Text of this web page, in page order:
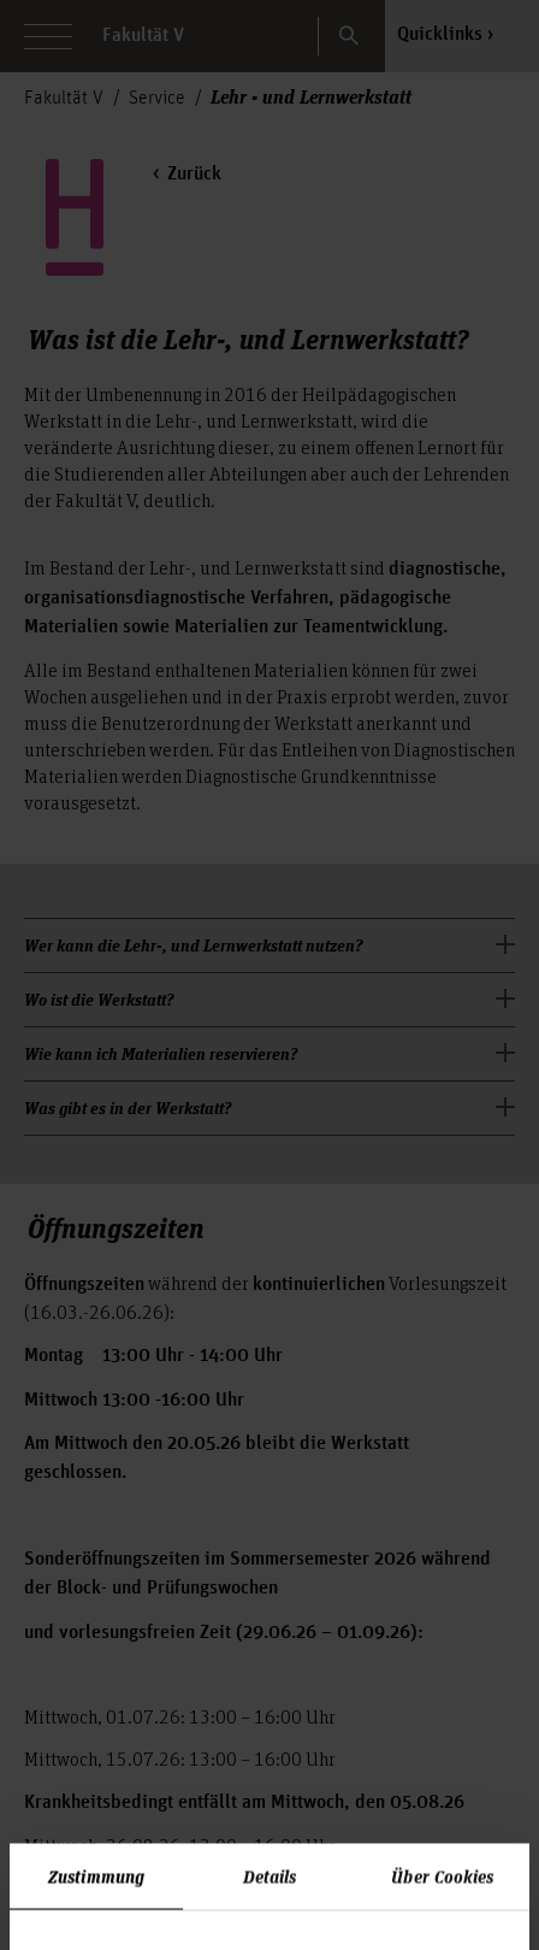
Zustimmung Details Über Cookies
Fakultät V Search Quicklinks
Fakultät V Service Lehr - und Lernwerkstatt
Zurück
Was ist die Lehr-, und Lernwerkstatt?
Mit der Umbenennung in 2016 der Heilpädagogischen
Werkstatt in die Lehr-, und Lernwerkstatt, wird die
veränderte Ausrichtung dieser, zu einem offenen Lernort für
die Studierenden aller Abteilungen aber auch der Lehrenden
der Fakultät V, deutlich.
Im Bestand der Lehr-, und Lernwerkstatt sind diagnostische,
organisationsdiagnostische Verfahren, pädagogische
Materialien sowie Materialien zur Teamentwicklung.
Alle im Bestand enthaltenen Materialien können für zwei
Wochen ausgeliehen und in der Praxis erprobt werden, zuvor
muss die Benutzerordnung der Werkstatt anerkannt und
unterschrieben werden. Für das Entleihen von Diagnostischen
Materialien werden Diagnostische Grundkenntnisse
vorausgesetzt.
Wer kann die Lehr-, und Lernwerkstatt nutzen?
Lehrende der Hochschule Hannover
Kooperationspartner der Hochschule Hannover
Fachschulen für Heilpädagogik
Wo ist die Werkstatt?
Raumnummer der Werkstatt: 3H.0.10 (ehemals 9.005)
Wie kann ich Materialien reservieren?
F5-Lehr-und-Lernwerkstatt(at)hs-hannover.de
Was gibt es in der Werkstatt?
Öffnungszeiten
Öffnungszeiten während der kontinuierlichen Vorlesungszeit
(16.03.-26.06.26):
Montag 13:00 Uhr - 14:00 Uhr
Mittwoch 13:00 -16:00 Uhr
Am Mittwoch den 20.05.26 bleibt die Werkstatt
geschlossen.
Sonderöffnungszeiten im Sommersemester 2026 während
der Block- und Prüfungswochen
und vorlesungsfreien Zeit (29.06.26 – 01.09.26):
Mittwoch, 01.07.26: 13:00 – 16:00 Uhr
Mittwoch, 15.07.26: 13:00 – 16:00 Uhr
Krankheitsbedingt entfällt am Mittwoch, den 05.08.26
Mittwoch, 26.08.26: 13:00 – 16:00 Uhr